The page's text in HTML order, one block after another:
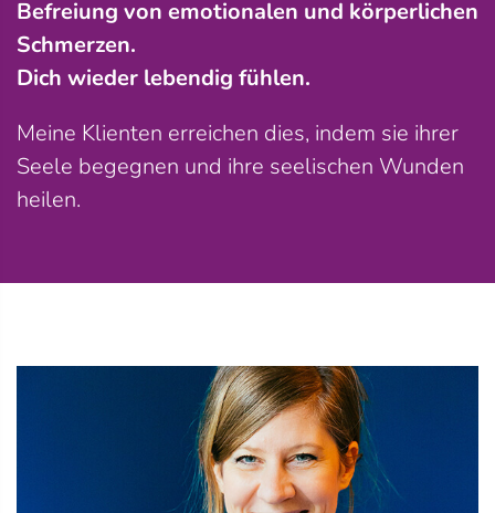
Befreiung von emotionalen und körperlichen
Schmerzen.
Dich wieder lebendig fühlen.
Meine Klienten erreichen dies, indem sie ihrer
Seele begegnen und ihre seelischen Wunden
heilen.